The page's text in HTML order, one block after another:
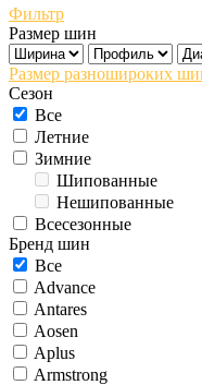
Фильтр
Размер шин
Размер разношироких
Сезон
Все
Летние
Зимние
Шипованные
Нешипованные
Всесезонные
Бренд шин
Все
Advance
Antares
Aosen
Aplus
Armstrong